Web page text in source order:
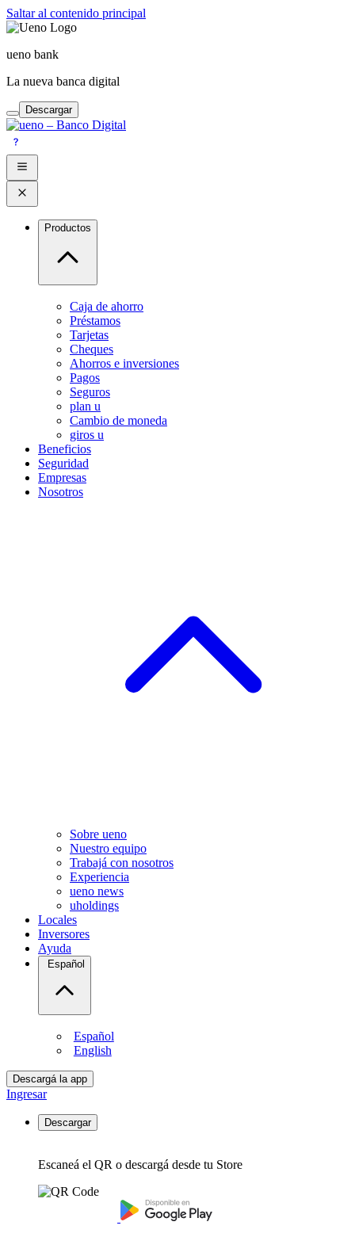
Saltar al contenido principal
ueno bank
La nueva banca digital
Descargar
Productos
Caja de ahorro
Préstamos
Tarjetas
Cheques
Ahorros e inversiones
Pagos
Seguros
plan u
Cambio de moneda
giros u
Beneficios
Seguridad
Empresas
Nosotros
Sobre ueno
Nuestro equipo
Trabajá con nosotros
Experiencia
ueno news
uholdings
Locales
Inversores
Ayuda
Español
Español
English
Descargá la app
Ingresar
Descargar
Escaneá el QR o descargá desde tu Store